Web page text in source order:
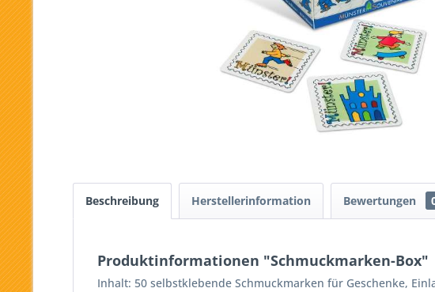
Beschreibung Herstellerinformation Bewertungen
Produktinformationen "Schmuckmarken-Box"
Inhalt: 50 selbstklebende Schmuckmarken für Geschenke,